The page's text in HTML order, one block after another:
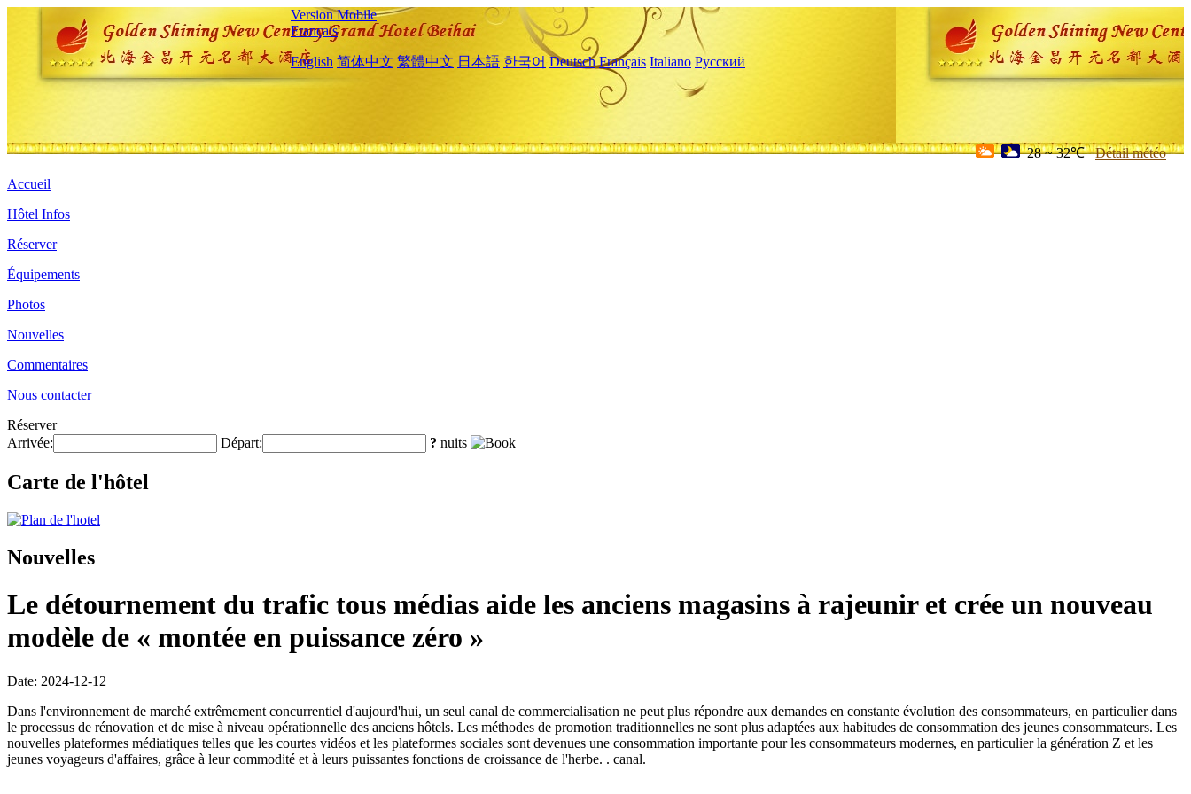
Version Mobile
Français
English 简体中文 繁體中文 日本語 한국어 Deutsch Français Italiano Русский
28 ~ 32℃ Détail météo
Accueil
Hôtel Infos
Réserver
Équipements
Photos
Nouvelles
Commentaires
Nous contacter
Réserver
Arrivée:
Départ: ? nuits
Carte de l'hôtel
Nouvelles
Le détournement du trafic tous médias aide les anciens magasins à rajeunir et crée un nouveau
modèle de « montée en puissance zéro »
Date: 2024-12-12
Dans l'environnement de marché extrêmement concurrentiel d'aujourd'hui, un seul canal de commercialisation ne peut plus répondre aux demandes en constante évolution des consommateurs, en particulier dans
le processus de rénovation et de mise à niveau opérationnelle des anciens hôtels. Les méthodes de promotion traditionnelles ne sont plus adaptées aux habitudes de consommation des jeunes consommateurs. Les
nouvelles plateformes médiatiques telles que les courtes vidéos et les plateformes sociales sont devenues une consommation importante pour les consommateurs modernes, en particulier la génération Z et les
jeunes voyageurs d'affaires, grâce à leur commodité et à leurs puissantes fonctions de croissance de l'herbe. . canal.